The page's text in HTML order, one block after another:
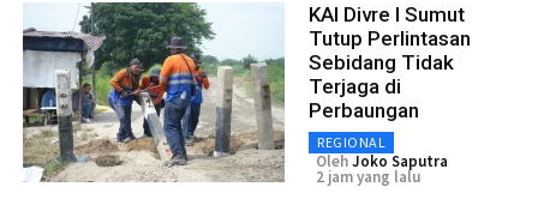
KAI Divre I Sumut
Tutup Perlintasan
Sebidang Tidak
Terjaga di
Perbaungan
REGIONAL
OlehJoko Saputra
2 jam yang lalu